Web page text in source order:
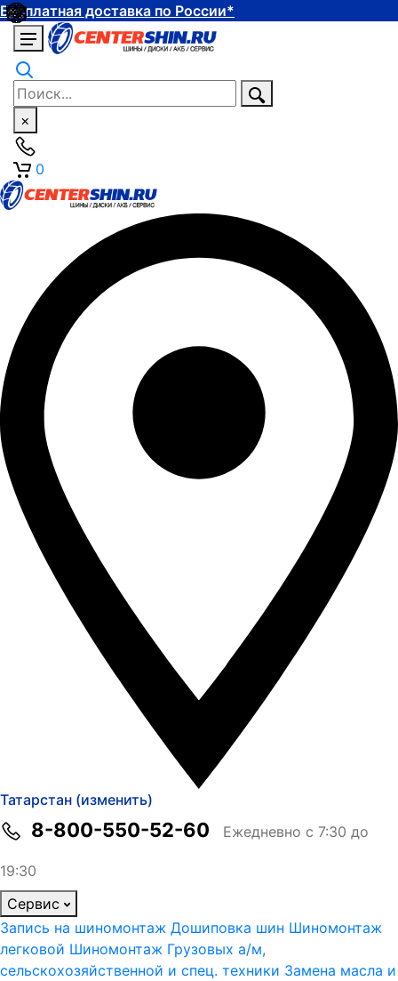
Бесплатная доставка по России*
×
0
Татарстан (изменить)
8-800-550-52-60 Ежедневно с 7:30 до
19:30
Сервис
Запись на шиномонтаж Дошиповка шин Шиномонтаж
легковой Шиномонтаж Грузовых а/м,
сельскохозяйственной и спец. техники Замена масла и